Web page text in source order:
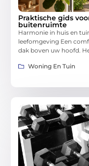
Praktische gids
buitenruimte
Harmonie in huis en
leefomgeving Een
dak boven uw hoofd.
Woning En Tuin